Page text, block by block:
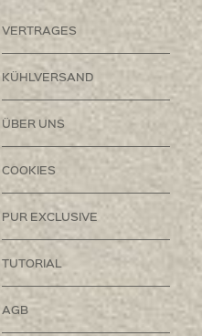
VERTRAGES
KÜHLVERSAND
ÜBER UNS
COOKIES
PUR EXCLUSIVE
TUTORIAL
AGB